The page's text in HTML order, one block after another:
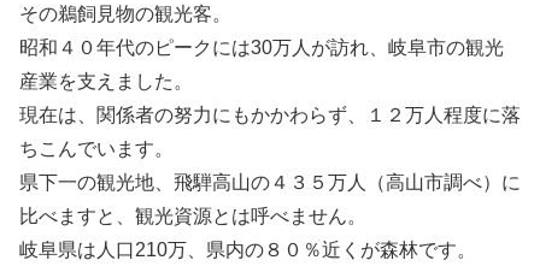
その鵜飼見物の観光客。
昭和４０年代のピークには30万人が訪れ、岐阜市の観光
産業を支えました。
現在は、関係者の努力にもかかわらず、１２万人程度に落
ちこんでいます。
県下一の観光地、飛騨高山の４３５万人（高山市調べ）に
比べますと、観光資源とは呼べません。
岐阜県は人口210万、県内の８０％近くが森林です。